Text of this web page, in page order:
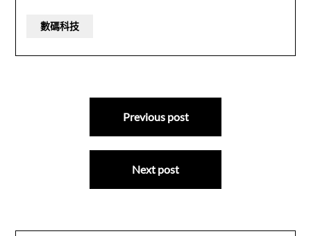
數碼科技
Previous post
Next post